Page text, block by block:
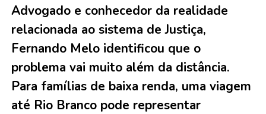
Advogado e conhecedor da realidade
relacionada ao sistema de Justiça,
Fernando Melo identificou que o
problema vai muito além da distância.
Para famílias de baixa renda, uma viagem
até Rio Branco pode representar